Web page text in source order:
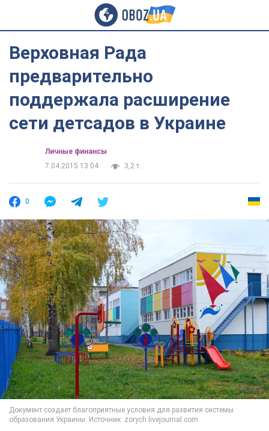
Верховная Рада
предварительно
поддержала расширение
сети детсадов в Украине
Личные финансы
7.04.2015 13:04
3,2 т.
0